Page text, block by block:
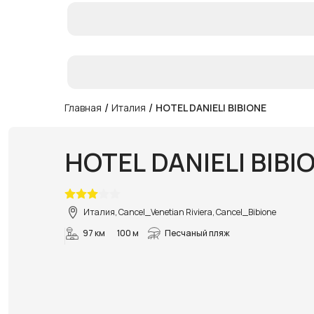
Главная / Италия / HOTEL DANIELI BIBIONE
HOTEL DANIELI
Италия, Cancel_Venetian Riviera, Cancel_Bibione
97 км
100 м Песчаный пляж